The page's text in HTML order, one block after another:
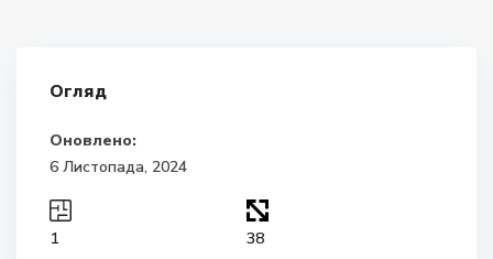
Огляд
Оновлено:
6 Листопада, 2024
1 38